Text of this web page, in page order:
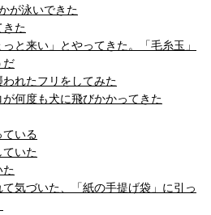
が泳いできた
きた
と来い」とやってきた。「毛糸玉」
だ
れたフリをしてみた
何度も犬に飛びかかってきた
ている
ていた
た
気づいた、「紙の手提げ袋」に引っ